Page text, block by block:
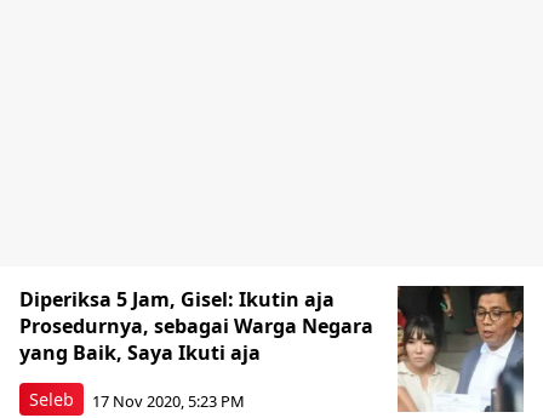
Seleb
Diperiksa 5 Jam, Gisel: Ikutin aja
Prosedurnya, sebagai Warga Negara
yang Baik, Saya Ikuti aja
17 Nov 2020, 5:23 PM